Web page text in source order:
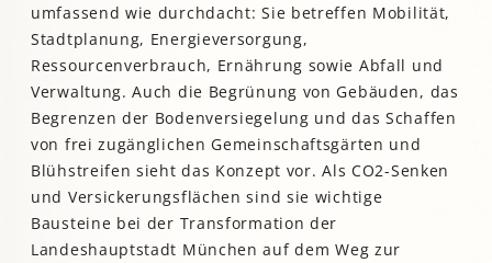
umfassend wie durchdacht: Sie betreffen Mobilität,
Stadtplanung, Energieversorgung,
Ressourcenverbrauch, Ernährung sowie Abfall und
Verwaltung. Auch die Begrünung von Gebäuden, das
Begrenzen der Bodenversiegelung und das Schaffen
von frei zugänglichen Gemeinschaftsgärten und
Blühstreifen sieht das Konzept vor. Als CO2-Senken
und Versickerungsflächen sind sie wichtige
Bausteine bei der Transformation der
Landeshauptstadt München auf dem Weg zur